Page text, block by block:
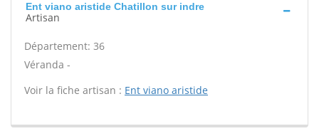
Ent viano aristide Chatillon sur indre
Artisan
Département: 36
Véranda -
Voir la fiche artisan : Ent viano aristide